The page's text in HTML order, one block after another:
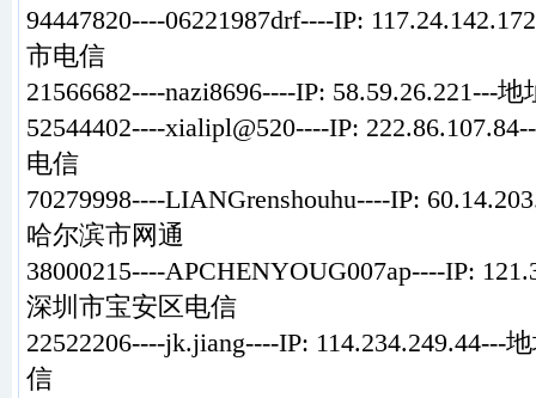
94447820----06221987drf----IP:
市电信
21566682----nazi8696----IP: 58.59.26.221---
52544402----xialipl@520----IP:
电信
70279998----LIANGrenshouhu----IP:
哈尔滨市网通
38000215----APCHENYOUG007ap----IP:
深圳市宝安区电信
22522206----jk.jiang----IP: 114.234.249.44---
信